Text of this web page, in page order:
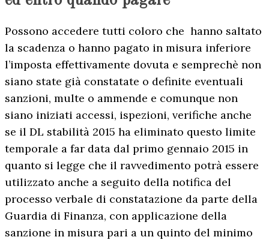
Possono accedere tutti coloro che hanno saltato
la scadenza o hanno pagato in misura inferiore
l’imposta effettivamente dovuta e semprechè non
siano state già constatate o definite eventuali
sanzioni, multe o ammende e comunque non
siano iniziati accessi, ispezioni, verifiche anche
se il DL stabilità 2015 ha eliminato questo limite
temporale a far data dal primo gennaio 2015 in
quanto si legge che il ravvedimento potrà essere
utilizzato anche a seguito della notifica del
processo verbale di constatazione da parte della
Guardia di Finanza, con applicazione della
sanzione in misura pari a un quinto del minimo